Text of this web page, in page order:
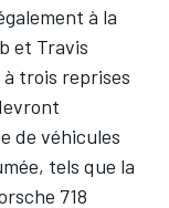
à la
et Travis
trois reprises
de véhicules
tels que la
718